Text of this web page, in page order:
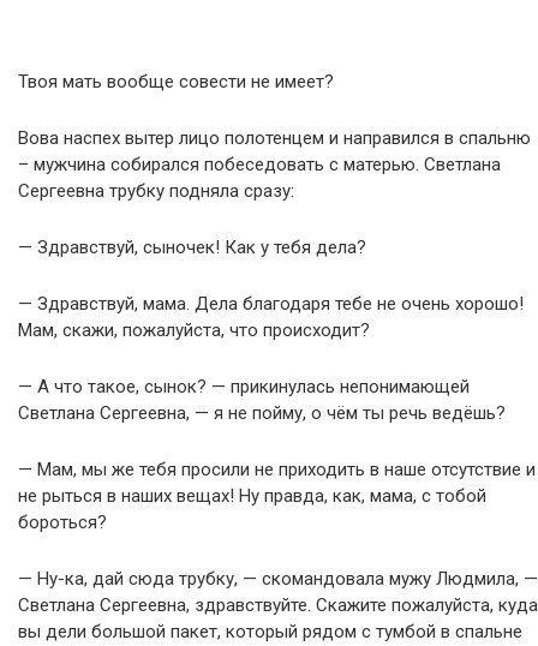
Твоя мать вообще совести не имеет?
Вова наспех вытер лицо полотенцем и направился в спальню
– мужчина собирался побеседовать с матерью. Светлана
Сергеевна трубку подняла сразу:
— Здравствуй, сыночек! Как у тебя дела?
— Здравствуй, мама. Дела благодаря тебе не очень хорошо!
Мам, скажи, пожалуйста, что происходит?
— А что такое, сынок? — прикинулась непонимающей
Светлана Сергеевна, — я не пойму, о чём ты речь ведёшь?
— Мам, мы же тебя просили не приходить в наше отсутствие и
не рыться в наших вещах! Ну правда, как, мама, с тобой
бороться?
— Ну-ка, дай сюда трубку, — скомандовала мужу Людмила, —
Светлана Сергеевна, здравствуйте. Скажите пожалуйста, куда
вы дели большой пакет, который рядом с тумбой в спальне